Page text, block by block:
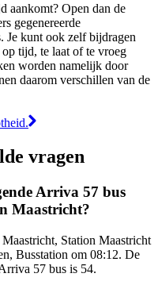
aankomt? Open dan de
gegenereerde
Je kunt ook zelf bijdragen
tijd, te laat of te vroeg
worden namelijk door
daarom verschillen van de
vragen
Arriva 57 bus
Maastricht?
Station Maastricht
Busstation om 08:12. De
57 bus is 54.